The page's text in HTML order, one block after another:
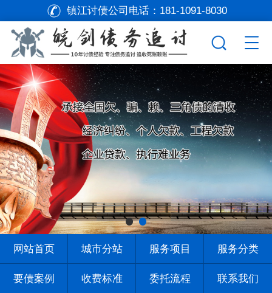
网站首页 城市分站 服务项目 服务分类
要债案例 收费标准 委托流程 联系我们
镇江讨债公司电话： 181-1091-8030